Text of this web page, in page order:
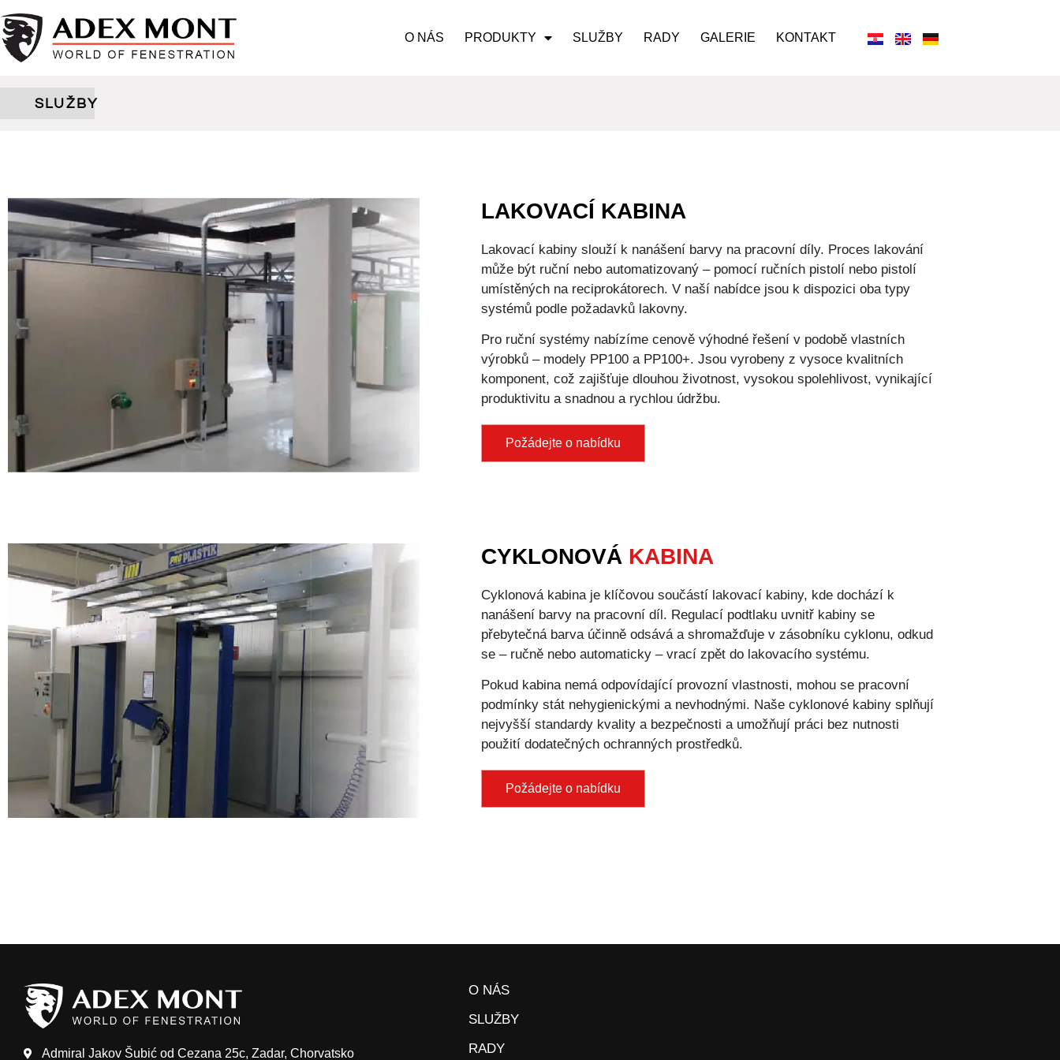
O NÁS PRODUKTY SLUŽBY RADY GALERIE KONTAKT
SLUŽBY
LAKOVACÍ KABINA
Lakovací kabiny slouží k nanášení barvy na pracovní díly. Proces lakování
může být ruční nebo automatizovaný – pomocí ručních pistolí nebo pistolí
umístěných na reciprokátorech. V naší nabídce jsou k dispozici oba typy
systémů podle požadavků lakovny.
Pro ruční systémy nabízíme cenově výhodné řešení v podobě vlastních
výrobků – modely PP100 a PP100+. Jsou vyrobeny z vysoce kvalitních
komponent, což zajišťuje dlouhou životnost, vysokou spolehlivost, vynikající
produktivitu a snadnou a rychlou údržbu.
Požádejte o nabídku
CYKLONOVÁ KABINA
Cyklonová kabina je klíčovou součástí lakovací kabiny, kde dochází k
nanášení barvy na pracovní díl. Regulací podtlaku uvnitř kabiny se
přebytečná barva účinně odsává a shromažďuje v zásobníku cyklonu, odkud
se – ručně nebo automaticky – vrací zpět do lakovacího systému.
Pokud kabina nemá odpovídající provozní vlastnosti, mohou se pracovní
podmínky stát nehygienickými a nevhodnými. Naše cyklonové kabiny splňují
nejvyšší standardy kvality a bezpečnosti a umožňují práci bez nutnosti
použití dodatečných ochranných prostředků.
Požádejte o nabídku
Admiral Jakov Šubić od Cezana 25c, Zadar, Chorvatsko
O NÁS
SLUŽBY
RADY